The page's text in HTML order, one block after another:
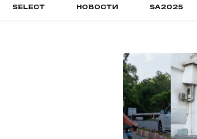
SELECT НОВОСТИ SA2025